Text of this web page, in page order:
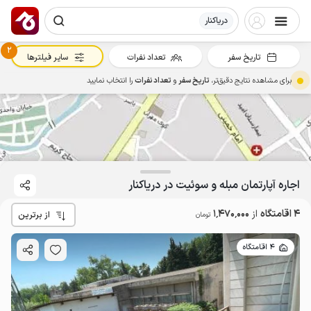
دریاکنار
میلیون ت 4.6
اجاره آپارتمان مبله و سوئیت در دریاکنار
4 اقامتگاه از 1٬470٬000 تومان از برترین
4 اقامتگاه
تاریخ سفر تعداد نفرات
2
سایر فیلترها
برای مشاهده نتایج دقیق‌تر، تاریخ سفرو تعداد نفراترا انتخاب نمایید